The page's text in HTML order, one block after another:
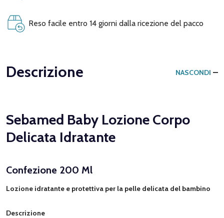
Reso facile entro 14 giorni dalla ricezione del pacco
Descrizione NASCONDI
Sebamed Baby Lozione Corpo
Delicata Idratante
Confezione 200 Ml
Lozione idratante e protettiva per la pelle delicata del bambino
Descrizione